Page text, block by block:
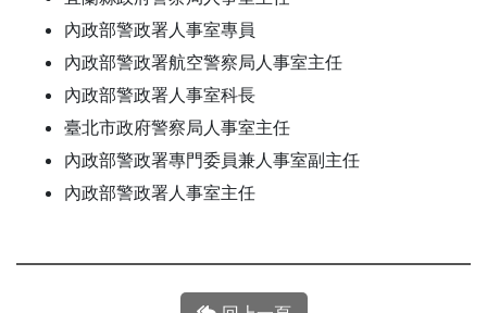
內政部警政署人事室專員
內政部警政署航空警察局人事室主任
內政部警政署人事室科長
臺北市政府警察局人事室主任
內政部警政署專門委員兼人事室副主任
內政部警政署人事室主任